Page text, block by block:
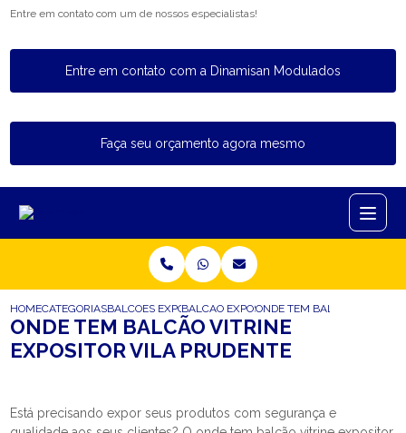
Entre em contato com um de nossos especialistas!
Entre em contato com a Dinamisan Modulados
Faça seu orçamento agora mesmo
HOMECATEGORIASBALCOES EXPOSITORESBALCAO EXPOSITOR PARA PADARIA
ONDE TEM BALCAO VITRINE
ONDE TEM BALCÃO VITRINE
EXPOSITOR VILA PRUDENTE
Está precisando expor seus produtos com segurança e